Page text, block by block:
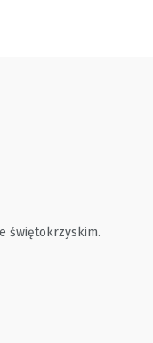
świętokrzyskim.